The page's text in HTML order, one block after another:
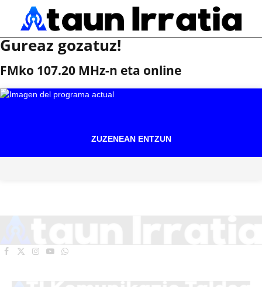
Gureaz gozatuz!
FMko 107.20 MHz-n eta online
ZUZENEAN ENTZUN
Facebook
X
Instagram
YouTubeWhatsApp